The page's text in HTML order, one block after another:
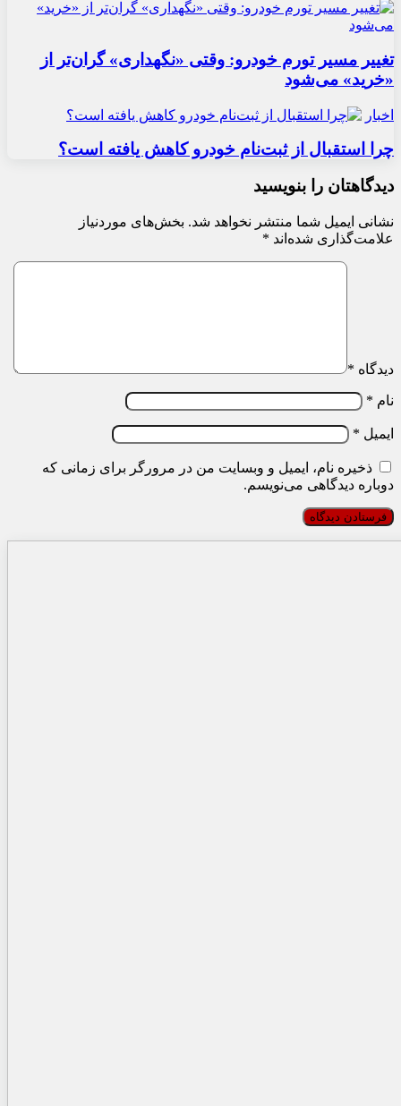
تغییر مسیر تورم خودرو: وقتی «نگهداری» گران‌تر از
«خرید» می‌شود
اخبار
چرا استقبال از ثبت‌نام خودرو کاهش یافته است؟
دیدگاهتان را بنویسید
نشانی ایمیل شما منتشر نخواهد شد. بخش‌های موردنیاز
علامت‌گذاری شده‌اند *
دیدگاه *
نام *
ایمیل *
ذخیره نام، ایمیل و وبسایت من در مرورگر برای زمانی که
دوباره دیدگاهی می‌نویسم.